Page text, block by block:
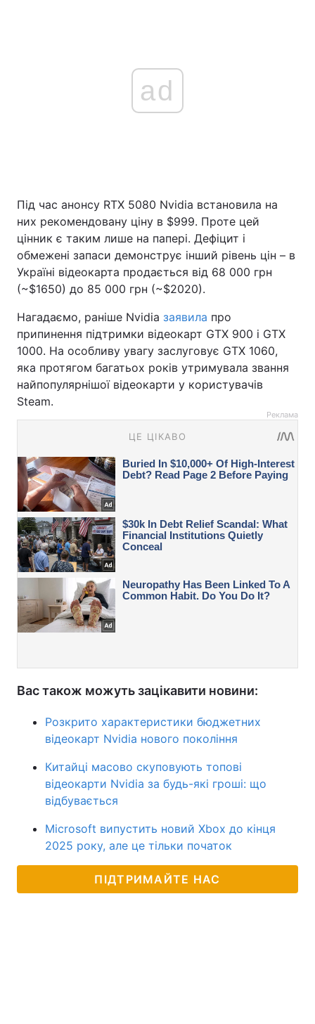
ad
Під час анонсу RTX 5080 Nvidia встановила на
них рекомендовану ціну в $999. Проте цей
цінник є таким лише на папері. Дефіцит і
обмежені запаси демонструє інший рівень цін – в
Україні відеокарта продається від 68 000 грн
(~$1650) до 85 000 грн (~$2020).
Нагадаємо, раніше Nvidia заявила про
припинення підтримки відеокарт GTX 900 і GTX
1000. На особливу увагу заслуговує GTX 1060,
яка протягом багатьох років утримувала звання
найпопулярнішої відеокарти у користувачів
Steam.
Реклама
Вас також можуть зацікавити новини:
Розкрито характеристики бюджетних
відеокарт Nvidia нового покоління
Китайці масово скуповують топові
відеокарти Nvidia за будь-які гроші: що
відбувається
Microsoft випустить новий Xbox до кінця
2025 року, але це тільки початок
ПІДТРИМАЙТЕ НАС